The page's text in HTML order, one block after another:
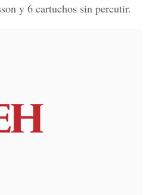
y 6 cartuchos sin percutir.